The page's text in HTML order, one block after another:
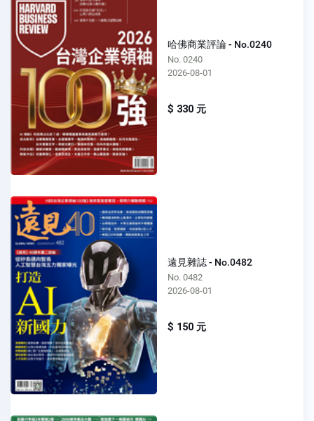
哈佛商業評論 - No.0240
No. 0240
2026-08-01
$ 330 元
遠見雜誌 - No.0482
No. 0482
2026-08-01
$ 150 元